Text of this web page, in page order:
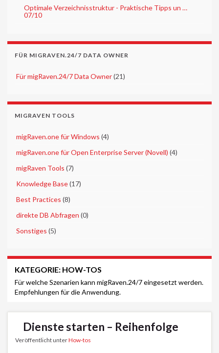
Optimale Verzeichnisstruktur - Praktische Tipps un …
07/10
FÜR MIGRAVEN.24/7 DATA OWNER
Für migRaven.24/7 Data Owner(21)
MIGRAVEN TOOLS
migRaven.one für Windows (4)
migRaven.one für Open Enterprise Server (Novell) (4)
migRaven Tools (7)
Knowledge Base(17)
Best Practices (8)
direkte DB Abfragen (0)
Sonstiges (5)
KATEGORIE: HOW-TOS
Für welche Szenarien kann migRaven.24/7 eingesetzt werden.
Empfehlungen für die Anwendung.
Dienste starten – Reihenfolge
Veröffentlicht unterHow-tos